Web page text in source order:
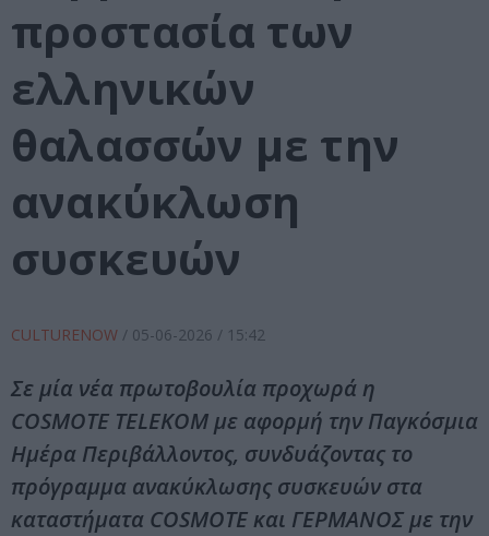
προστασία των
ελληνικών
θαλασσών με την
ανακύκλωση
συσκευών
CULTURENOW / 05-06-2026 / 15:42
Σε μία νέα πρωτοβουλία προχωρά η
COSMOTE TELEKOM με αφορμή την Παγκόσμια
Ημέρα Περιβάλλοντος, συνδυάζοντας το
πρόγραμμα ανακύκλωσης συσκευών στα
καταστήματα COSMOTE και ΓΕΡΜΑΝΟΣ με την